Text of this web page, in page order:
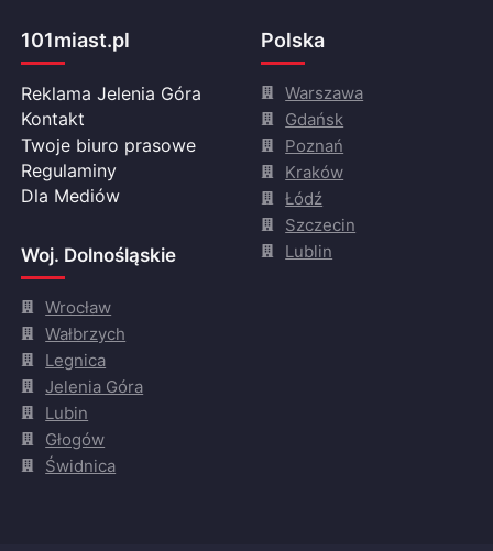
101miast.pl
Reklama Jelenia Góra
Kontakt
Twoje biuro prasowe
Regulaminy
Dla Mediów
Woj. Dolnośląskie
Wrocław
Wałbrzych
Legnica
Jelenia Góra
Lubin
Głogów
Świdnica
Polska
Warszawa
Gdańsk
Poznań
Kraków
Łódź
Szczecin
Lublin